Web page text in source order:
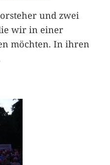
und zwei
wir in einer
möchten. In ihren